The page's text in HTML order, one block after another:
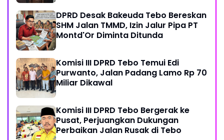
DPRD Desak Bakeuda Tebo Bereskan
SHM Jalan TMMD, Izin Jalur Pipa PT
Montd'Or Diminta Ditunda
Komisi III DPRD Tebo Temui Edi
Purwanto, Jalan Padang Lamo Rp 70
Miliar Dikawal
Komisi III DPRD Tebo Bergerak ke
Pusat, Perjuangkan Dukungan
Perbaikan Jalan Rusak di Tebo